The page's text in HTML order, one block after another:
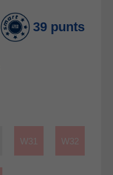
39 punts
W31 W32